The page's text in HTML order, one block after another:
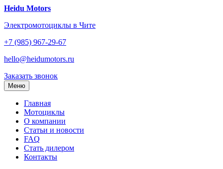
Перейти
содержанию
Heidu Motors
Электромотоциклы в Чите
+7 (985) 967-29-67
hello@heidumotors.ru
Заказать звонок
Меню
Главная
Мотоциклы
О компании
Статьи и новости
FAQ
Стать дилером
Контакты